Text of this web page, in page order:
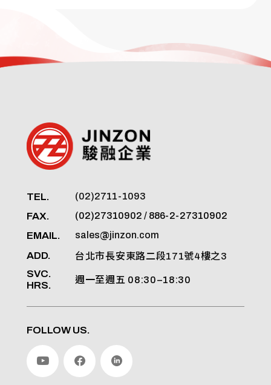
TEL. (02)2711-1093
FAX. (02)27310902 / 886-2-27310902
EMAIL. sales@jinzon.com
ADD. 台北市長安東路二段171號4樓之3
SVC.
HRS.
週一至週五 08:30–18:30
FOLLOW US.